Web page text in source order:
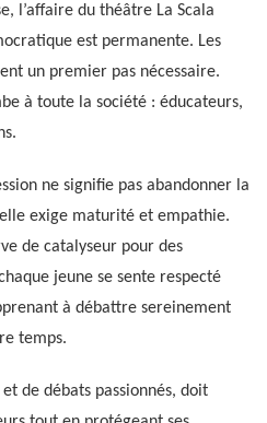
l’affaire du théâtre La Scala
est permanente. Les
un premier pas nécessaire.
à toute la société : éducateurs,
ne signifie pas abandonner la
exige maturité et empathie.
de catalyseur pour des
jeune se sente respecté
à débattre sereinement
temps.
de débats passionnés, doit